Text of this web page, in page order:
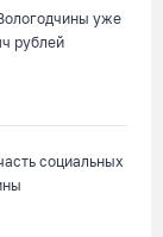
уже
рублей
социальных